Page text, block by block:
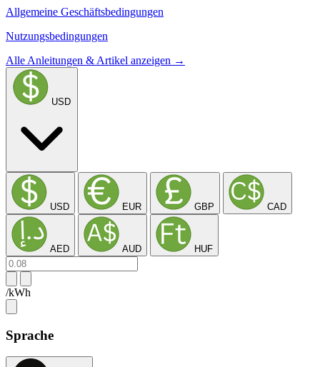
Allgemeine Geschäftsbedingungen
Nutzungsbedingungen
Alle Anleitungen & Artikel anzeigen →
USD
USD EUR GBP CAD
AED AUD HUF
/kWh
Sprache